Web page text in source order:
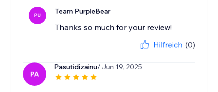
PU Team PurpleBear
Thanks so much for your review!
Hilfreich (0)
PA
Pasutidizainu/ Jun 19, 2025